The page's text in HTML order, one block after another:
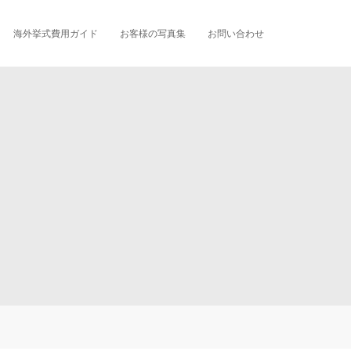
海外挙式費用ガイド お客様の写真集 お問い合わせ